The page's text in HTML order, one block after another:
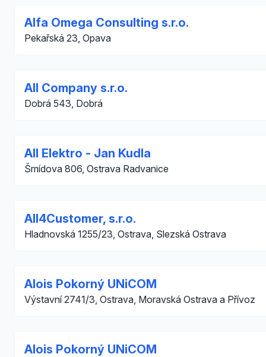
Alfa Omega Consulting s.r.o.
Pekařská 23, Opava
All Company s.r.o.
Dobrá 543, Dobrá
All Elektro - Jan Kudla
Šmídova 806, Ostrava Radvanice
All4Customer, s.r.o.
Hladnovská 1255/23, Ostrava, Slezská Ostrava
Alois Pokorný UNiCOM
Výstavní 2741/3, Ostrava, Moravská Ostrava a Přívoz
Alois Pokorný UNiCOM